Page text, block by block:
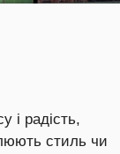
і радість,
стиль чи